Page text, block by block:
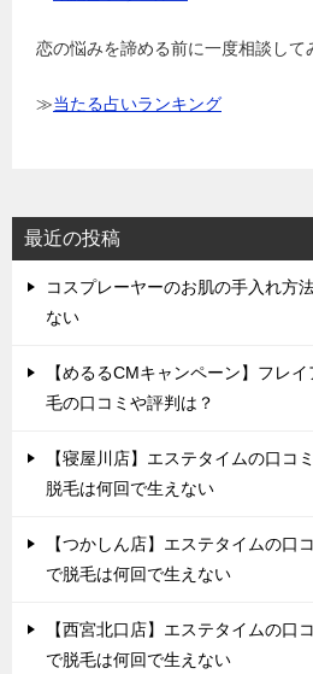
恋の悩みを諦める前に一度相談して
≫当たる占いランキング
最近の投稿
コスプレーヤーのお肌の手入れ方
ない
【めるるCMキャンペーン】フレ
毛の口コミや評判は？
【寝屋川店】エステタイムの口コ
脱毛は何回で生えない
【つかしん店】エステタイムの口
で脱毛は何回で生えない
【西宮北口店】エステタイムの口
で脱毛は何回で生えない